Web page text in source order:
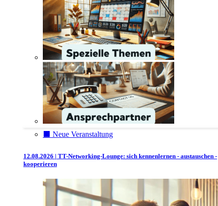
⬛️ Neue Veranstaltung
12.08.2026 | TT-Networking-Lounge: sich kennenlernen - austauschen -
kooperieren